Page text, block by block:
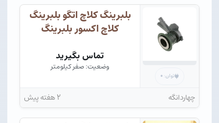
توان: ۰
بلبرینگ کلاچ اتگو بلبرینگ
کلاچ اکسور بلبرینگ
تماس بگیرید
وضعیت: صفر کیلومتر
چهاردانگه ۲ هفته پیش